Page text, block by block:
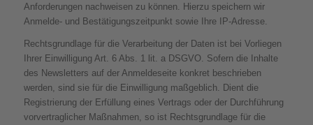
Anforderungen nachweisen zu können. Hierzu speichern wir
Anmelde- und Bestätigungszeitpunkt sowie Ihre IP-Adresse.
Rechtsgrundlage für die Verarbeitung der Daten ist bei Vorliegen
Ihrer Einwilligung Art. 6 Abs. 1 lit. a DSGVO. Sofern die Inhalte
des Newsletters auf der Anmeldeseite konkret beschrieben
werden, sind sie für die Einwilligung maßgeblich. Dient die
Registrierung der Erfüllung eines Vertrags oder der Durchführung
vorvertraglicher Maßnahmen, so ist Rechtsgrundlage für die